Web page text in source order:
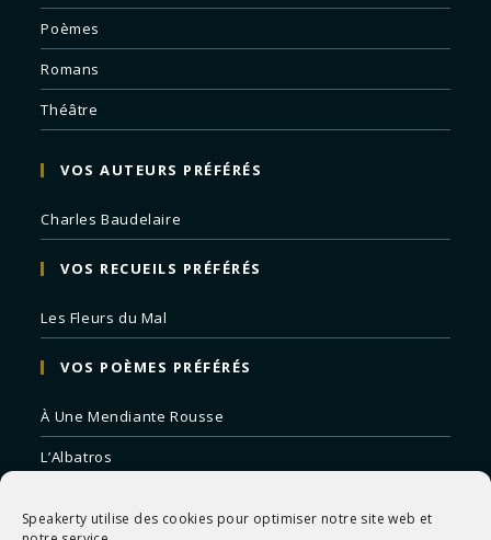
Speakerty utilise des cookies pour optimiser notre site web et
Poèmes
Romans
Théâtre
VOS AUTEURS PRÉFÉRÉS
Charles Baudelaire
VOS RECUEILS PRÉFÉRÉS
Les Fleurs du Mal
VOS POÈMES PRÉFÉRÉS
À Une Mendiante Rousse
L’Albatros